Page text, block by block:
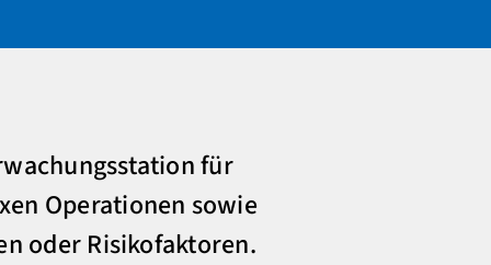
für
Operationen sowie
oder Risikofaktoren.